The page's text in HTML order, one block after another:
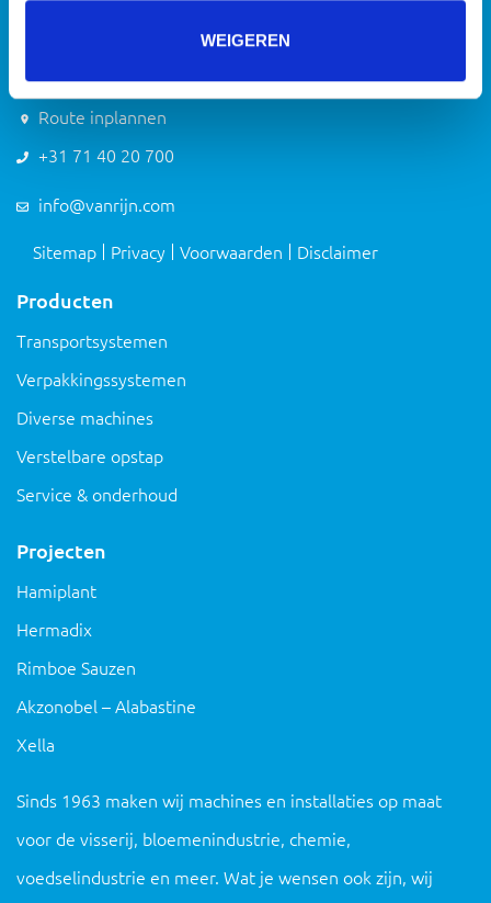
WEIGEREN
Route inplannen
+31 71 40 20 700
info@vanrijn.com
Sitemap Privacy Voorwaarden Disclaimer
Producten
Transportsystemen
Verpakkingssystemen
Diverse machines
Verstelbare opstap
Service & onderhoud
Projecten
Hamiplant
Hermadix
Rimboe Sauzen
Akzonobel – Alabastine
Xella
Sinds 1963 maken wij machines en installaties op maat
voor de visserij, bloemenindustrie, chemie,
voedselindustrie en meer. Wat je wensen ook zijn, wij